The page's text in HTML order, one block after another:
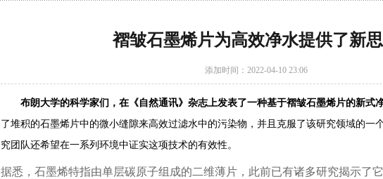
褶皱石墨烯片为高效净水提供了新
添加时间：2022-04-10 23:06
布朗大学的科学家们，在《自然通讯》杂志上发表了一种基于褶皱石墨烯片的新式净
了堆积的石墨烯片中的微小缝隙来高效过滤水中的污染物，并且克服了该研究领域的一
究团队还希望在一系列环境中证实这项技术的有效性。
据悉，石墨烯特指由单层碳原子组成的二维薄片，此前已有诸多研究揭示了